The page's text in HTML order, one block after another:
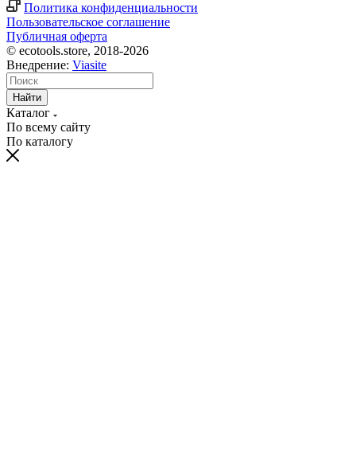
Политика конфиденциальности
Пользовательское соглашение
Публичная оферта
© ecotools.store, 2018-2026
Внедрение: Viasite
Найти
Каталог
По всему сайту
По каталогу